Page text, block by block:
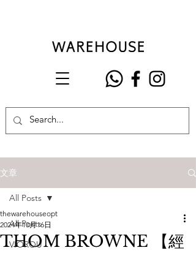
文章
All Posts
VIOROU
All Posts
THOM BROWNE 【經
thewarehouseopt
2024年10月16日